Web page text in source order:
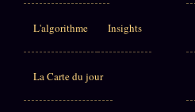
L'algorithme Insights
La Carte du jour